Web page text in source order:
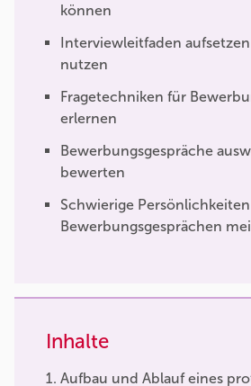
können
Interviewleitfaden
nutzen
Fragetechniken für
erlernen
Bewerbungsgespräche
bewerten
Schwierige
Bewerbungsgesprächen
Inhalte
Aufbau und Ablauf eines